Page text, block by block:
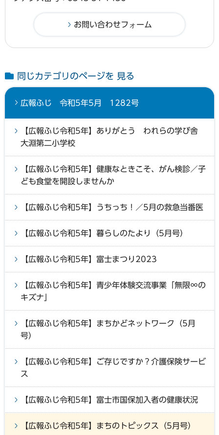
同じカテゴリのページを 見る
広報ふじ 令和5年5月 1282号
【広報ふじ令和5年】ありがとう われらの学び舎
大淵第二小学校
【広報ふじ令和5年】健康なときこそ、がん検診／子
ども食堂を開設しませんか
【広報ふじ令和5年】うちっち！／5月の救急当番医
【広報ふじ令和5年】暮らしのたより（5月号）
【広報ふじ令和5年】富士まつり2023
【広報ふじ令和5年】青少年体験交流事業「無限∞の
キズナ」
【広報ふじ令和5年】まちかどネットワーク（5月
号）
【広報ふじ令和5年】ご存じですか？介護保険サービ
ス
【広報ふじ令和5年】富士市国保加入者の健康状況
【広報ふじ令和5年】まちのトピックス（5月号）